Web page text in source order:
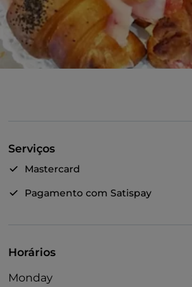
Serviços
Mastercard
Pagamento com Satispay
Horários
Monday